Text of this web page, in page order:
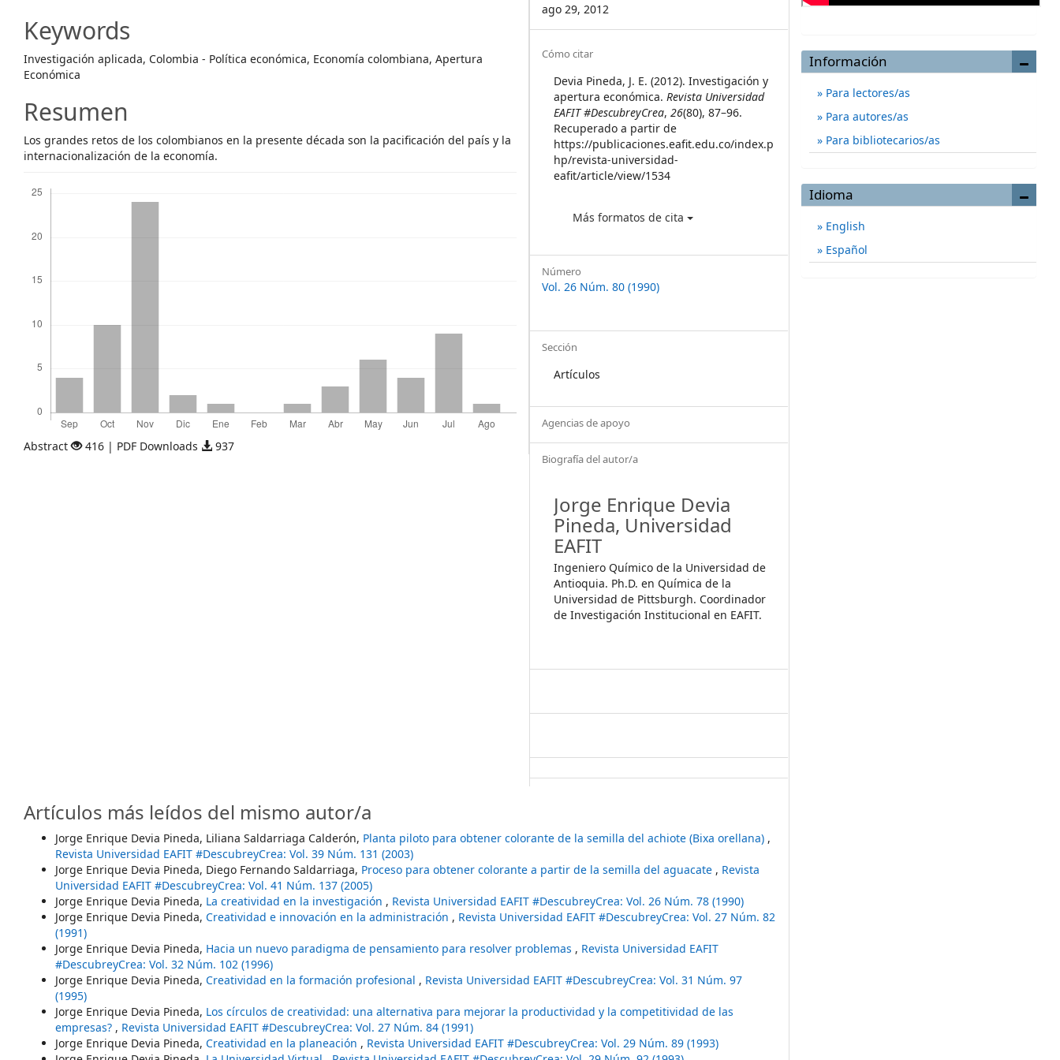
Keywords
Investigación aplicada, Colombia - Política económica, Economía colombiana, Apertura
Económica
Resumen
Los grandes retos de los colombianos en la presente década son la pacificación del país y la
internacionalización de la economía.
Abstract 416 | PDF Downloads 937
ago 29, 2012
Article
Details
Cómo citar
Devia Pineda, J. E. (2012). Investigación y
apertura económica.Revista Universidad
EAFIT #DescubreyCrea,26(80), 87–96.
Recuperado a partir de
https://publicaciones.eafit.edu.co/index.p
hp/revista-universidad-
eafit/article/view/1534
Más formatos de cita
Número
Vol. 26 Núm. 80 (1990)
Sección
Artículos
Agencias de apoyo
Biografía del autor/a
Jorge Enrique Devia
Pineda, Universidad
EAFIT
Ingeniero Químico de la Universidad de
Antioquia. Ph.D. en Química de la
Universidad de Pittsburgh. Coordinador
de Investigación Institucional en EAFIT.
Artículos más leídos del mismo autor/a
Jorge Enrique Devia Pineda, Liliana Saldarriaga Calderón, Planta piloto para obtener colorante de la semilla del achiote (Bixa orellana) ,
Revista Universidad EAFIT #DescubreyCrea: Vol. 39 Núm. 131 (2003)
Jorge Enrique Devia Pineda, Diego Fernando Saldarriaga, Proceso para obtener colorante a partir de la semilla del aguacate , Revista
Universidad EAFIT #DescubreyCrea: Vol. 41 Núm. 137 (2005)
Jorge Enrique Devia Pineda, La creatividad en la investigación , Revista Universidad EAFIT #DescubreyCrea: Vol. 26 Núm. 78 (1990)
Jorge Enrique Devia Pineda, Creatividad e innovación en la administración , Revista Universidad EAFIT #DescubreyCrea: Vol. 27 Núm. 82
(1991)
Jorge Enrique Devia Pineda, Hacia un nuevo paradigma de pensamiento para resolver problemas , Revista Universidad EAFIT
#DescubreyCrea: Vol. 32 Núm. 102 (1996)
Jorge Enrique Devia Pineda, Creatividad en la formación profesional , Revista Universidad EAFIT #DescubreyCrea: Vol. 31 Núm. 97
(1995)
Jorge Enrique Devia Pineda, Los círculos de creatividad: una alternativa para mejorar la productividad y la competitividad de las
empresas? , Revista Universidad EAFIT #DescubreyCrea: Vol. 27 Núm. 84 (1991)
Jorge Enrique Devia Pineda, Creatividad en la planeación , Revista Universidad EAFIT #DescubreyCrea: Vol. 29 Núm. 89 (1993)
Información
Para lectores/as
Para autores/as
Para bibliotecarios/as
Idioma
English
Español